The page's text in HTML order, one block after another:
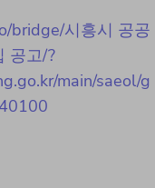
bridge/시흥시 공공
공고/?
main/saeol/g